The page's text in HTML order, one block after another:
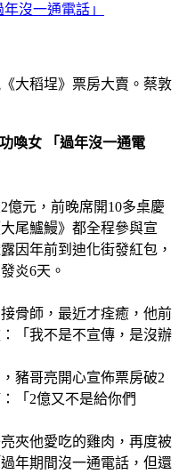
沒一通電話」
大稻埕》票房大賣。蔡敦
喚女 「過年沒一通電
億元，前晚席開10多桌慶
尾鱸鰻》都全程參與宣
因年前到迪化街發紅包，
炎6天。
骨師，最近才痊癒，他前
「我不是不宣傳，是沒辦
豬哥亮開心宣佈票房破2
「2億又不是給你們
夾他愛吃的雞肉，再度被
年期間沒一通電話，但還